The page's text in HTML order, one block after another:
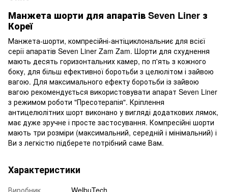
Манжета шорти для апаратів Seven Liner з
Кореї
Манжета-шорти, компресійні-антіциклональниє для всієї
серії апаратів Seven Liner Zam Zam. Шорти для схуднення
мають десять горизонтальних камер, по п'ять з кожного
боку, для більш ефективної боротьби з целюлітом і зайвою
вагою. Для максимального ефекту боротьби із зайвою
вагою рекомендується використовувати апарат Seven Liner
з режимом роботи "Пресотерапія". Кріплення
антицелюлітних шорт виконано у вигляді додаткових лямок,
має дуже зручне і просте застосування. Компресійні шорти
мають три розміри (максимальний, середній і мінімальний) і
Ви з легкістю підберете потрібний саме Вам.
Характеристики
Виробник
WelbuTech